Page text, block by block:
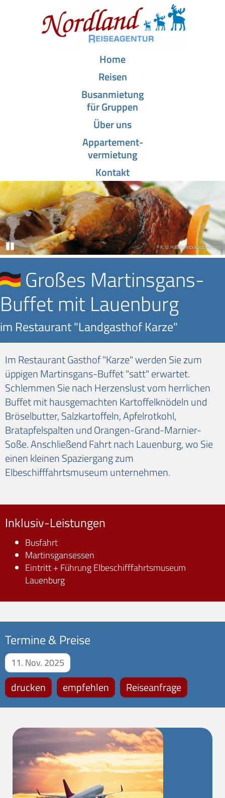
Home
Reisen
Busanmietung
für Gruppen
Über uns
Appartement­-
vermietung
Kontakt
Pause © K. U. Häßler-stock.adobe.com
Großes Martinsgans-
Buffet mit Lauenburg
im Restaurant "Landgasthof Karze"
Im Restaurant Gasthof "Karze" werden Sie zum
üppigen Martinsgans-Buffet "satt" erwartet.
Schlemmen Sie nach Herzenslust vom herrlichen
Buffet mit hausgemachten Kartoffelknödeln und
Bröselbutter, Salzkartoffeln, Apfelrotkohl,
Bratapfelspalten und Orangen-Grand-Marnier-
Soße. Anschließend Fahrt nach Lauenburg, wo Sie
einen kleinen Spaziergang zum
Elbeschifffahrtsmuseum unternehmen.
Inklusiv-Leistungen
Busfahrt
Martinsgansessen
Eintritt + Führung Elbeschifffahrtsmuseum
Lauenburg
Termine & Preise
11. Nov. 2025
drucken empfehlen Reiseanfrage